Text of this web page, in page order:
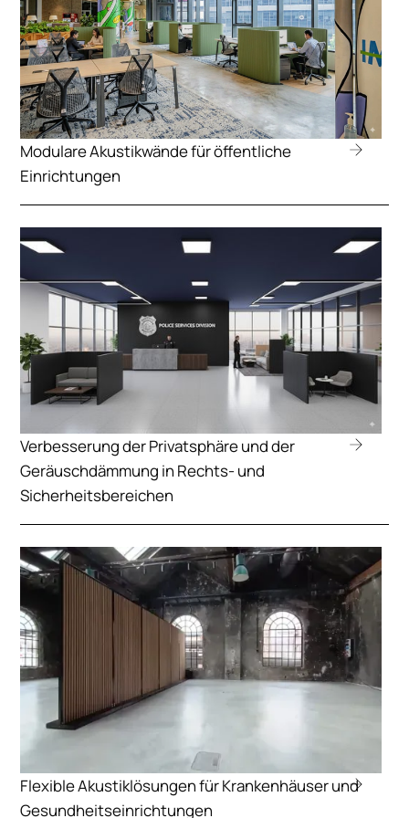
Modulare Akustikwände für öffentliche
Einrichtungen
Verbesserung der Privatsphäre und der
Geräuschdämmung in Rechts- und
Sicherheitsbereichen
Flexible Akustiklösungen für Krankenhäuser und
Gesundheitseinrichtungen